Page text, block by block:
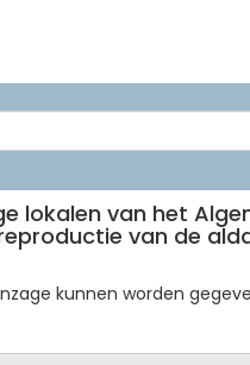
lokalen van het
van de
kunnen worden